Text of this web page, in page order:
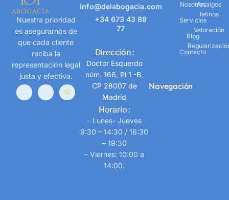
Nuestra prioridad
es asegurarnos de
que cada cliente
reciba la
representación legal
justa y efectiva.
info@deiabogacia.com
+34 673 43 88
77
Dirección :
Doctor Esquerdo
núm. 166, Pl 1 -B,
CP 28007 de
Madrid
Horario :
– Lunes- Jueves
9:30 – 14:30 / 16:30
– 19:30
– Viernes: 10:00 a
14:00.
Navegación
Nosotros
Servicios
Blog
Contacto
Arraigos
latinos
Valoración